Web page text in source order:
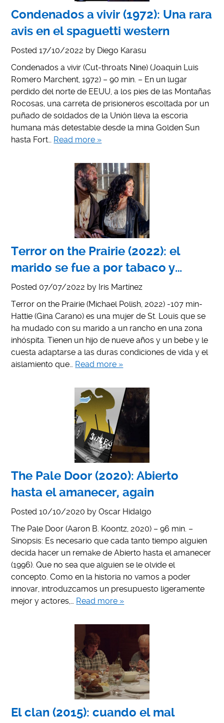
Condenados a vivir (1972): Una rara
avis en el spaguetti western
Posted17/10/2022 by Diego Karasu
Condenados a vivir (Cut-throats Nine) (Joaquín Luis
Romero Marchent, 1972) – 90 min. – En un lugar
perdido del norte de EEUU, a los pies de las Montañas
Rocosas, una carreta de prisioneros escoltada por un
puñado de soldados de la Unión lleva la escoria
humana más detestable desde la mina Golden Sun
hasta Fort… Read more »
Terror on the Prairie (2022): el
marido se fue a por tabaco y…
Posted 07/07/2022 by Iris Martínez
Terror on the Prairie (Michael Polish, 2022) -107 min-
Hattie (Gina Carano) es una mujer de St. Louis que se
ha mudado con su marido a un rancho en una zona
inhóspita. Tienen un hijo de nueve años y un bebe y le
cuesta adaptarse a las duras condiciones de vida y el
aislamiento que… Read more »
The Pale Door (2020): Abierto
hasta el amanecer, again
Posted10/10/2020 byOscar Hidalgo
The Pale Door (Aaron B. Koontz, 2020) – 96 min. –
Sinopsis: Es necesario que cada tanto tiempo alguien
decida hacer un remake de Abierto hasta el amanecer
(1996). Que no sea que alguien se le olvide el
concepto. Como en la historia no vamos a poder
innovar, introduzcamos un presupuesto ligeramente
mejor y actores,… Read more »
El clan (2015): cuando el mal